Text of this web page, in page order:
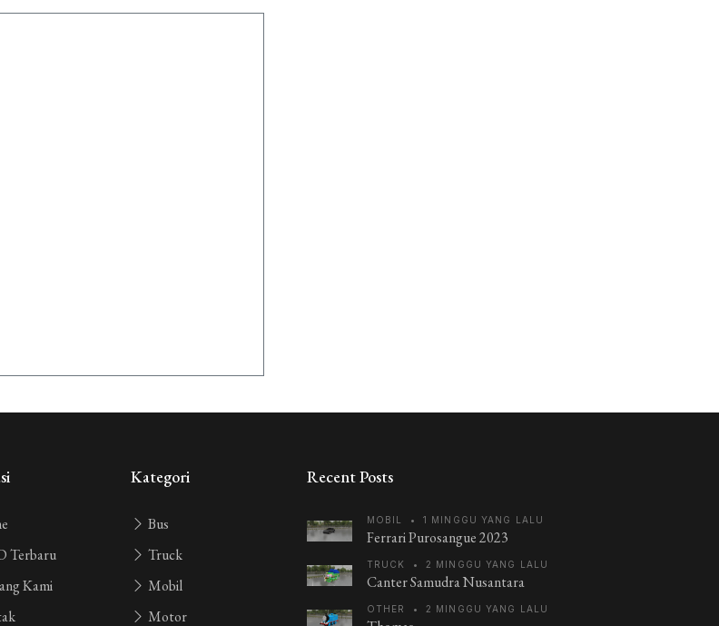
Terbaru
Kami
Kategori
Bus
Truck
Mobil
Motor
Recent Posts
MOBIL • 1 MINGGU YANG LALU
Ferrari Purosangue 2023
TRUCK • 2 MINGGU YANG LALU
Canter Samudra Nusantara
OTHER • 2 MINGGU YANG LALU